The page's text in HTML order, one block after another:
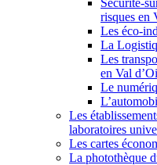
Sécurité-
risques en
Les éco-
La
Les
en Val
Le
Les
laboratoires
Les cartes
La photothèque